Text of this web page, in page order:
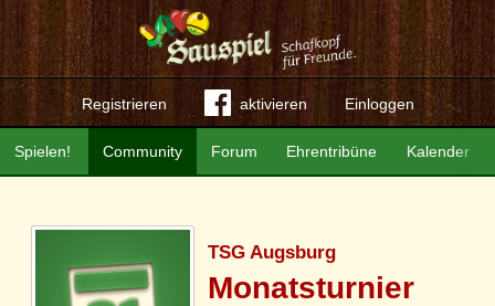
Registrieren aktivieren Einloggen
Community Forum Ehrentribüne Kalender
Spielen!
TSG Augsburg
Monatsturnier